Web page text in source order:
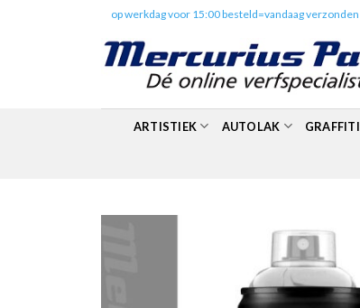
op werkdag voor 15:00 besteld=vandaag verzonden
ARTISTIEK AUTOLAK GRAFFITI